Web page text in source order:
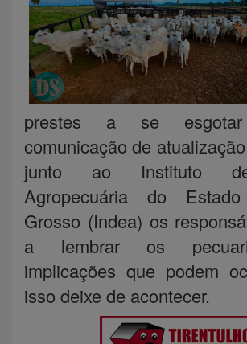
prestes a se
comunicação de
junto ao Instituto
Agropecuária do
Grosso (Indea) os
a lembrar os
implicações que podem
isso deixe de acontecer.